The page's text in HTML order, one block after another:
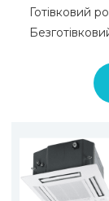
Готівковий